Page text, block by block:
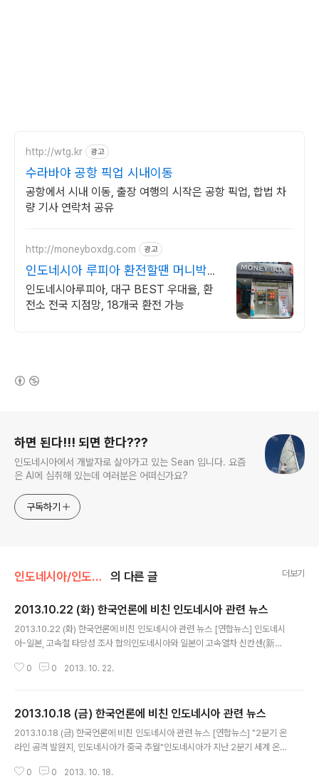
http://wtg.kr 광고
수라바야 공항 픽업 시내이동
공항에서 시내 이동, 출장 여행의 시작은 공항 픽업, 합법 차
량 기사 연락처 공유
http://moneyboxdg.com 광고
인도네시아 루피아 환전할땐 머니박스
대구지점
인도네시아루피아, 대구 BEST 우대율, 환
전소 전국 지점망, 18개국 환전 가능
하면 된다!!! 되면 한다???
인도네시아에서 개발자로 살아가고 있는 Sean 입니다. 요즘
은 AI에 심취해 있는데 여러분은 어떠신가요?
구독하기
인도네시아/인도네시아 관련 뉴스 의 다른 글 더보기
2013.10.22 (화) 한국언론에 비친 인도네시아 관련 뉴스
2013.10.22 (화) 한국언론에 비친 인도네시아 관련 뉴스 [연합뉴스] 인도네시
아-일본, 고속철 타당성 조사 합의인도네시아와 일본이 고속열차 신칸센(新幹
고 인도네시아와 일본 언론이 19일 보도했다.양국 간 협상에 정통한 한 소식통
간 진행될 것이라고 말했다.그는 일본이 고속철 사업 타당성 조사 계약을 수주
할 것이 확실시됨에 따라 인도네시아 고속철 사업 수주 경쟁에서 중국과 한국에
한발 앞서게 됐다고 덧붙였다.인도네시아 정부는 2011년 경제 발전 촉진을 위
0 0 2013. 10. 22.
2013.10.18 (금) 한국언론에 비친 인도네시아 관련 뉴스
2013.10.18 (금) 한국언론에 비친 인도네시아 관련 뉴스 [연합뉴스] "2분기 온
라인 공격 발원지, 인도네시아가 중국 추월"인도네시아가 지난 2분기 세계 온라
네시아 언론이 17일 보도했다.미국의 클라우드 플랫폼 기업인 '아카마이'는 2
0 0 2013. 10. 18.